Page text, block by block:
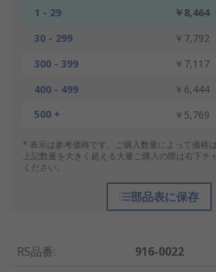
1 - 29
￥8,464
30 - 299
￥7,792
300 - 399
￥7,117
400 - 499
￥6,444
500 +
￥5,769
* 表示は参考価格です。ご購入数量によって価格
上記数量を大きく超える大量ご購入の際は右下チ
ください。
部品表に保存
RS品番:
916-0022